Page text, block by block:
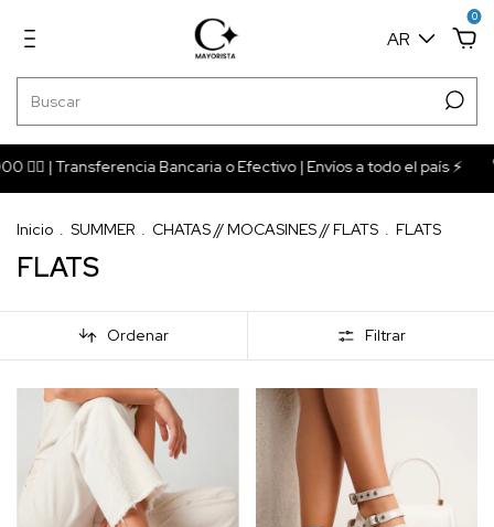
AR
0
| Transferencia Bancaria o Efectivo | Envíos a todo el país ⚡️
Inicio . SUMMER . CHATAS // MOCASINES // FLATS . FLATS
FLATS
Ordenar Filtrar